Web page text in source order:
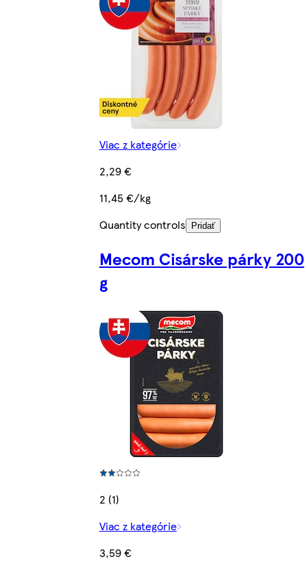
Viac z kategórie
2,29 €
11,45 €/kg
Quantity controls
Pridať
Mecom Cisárske párky 200
g
2 (1)
Viac z kategórie
3,59 €